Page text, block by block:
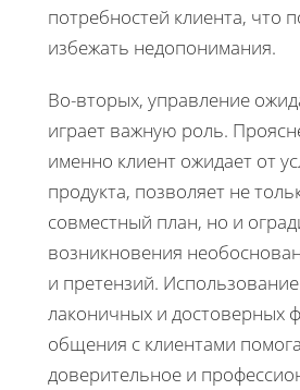
потребностей клиента, что
избежать недопонимания.
Во-вторых, управление
играет важную роль.
именно клиент ожидает от
продукта, позволяет не
совместный план, но и
возникновения
и претензий. Использование
лаконичных и достоверных
общения с клиентами
доверительное и